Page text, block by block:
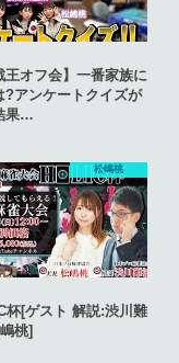
王オフ会】一番家族に
?アンケートクイズが
果…
松嶋桃
杯[ゲスト 解説:渋川難
桃]